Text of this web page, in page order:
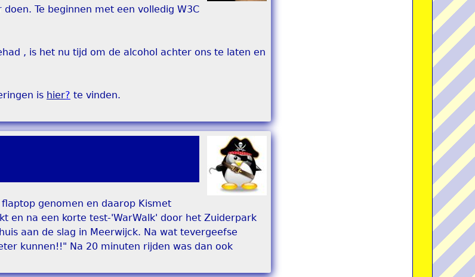
Te beginnen met een volledig W3C
, is het nu tijd om de alcohol achter ons te laten en
is hier? te vinden.
genomen en daarop Kismet
en na een korte test-'WarWalk' door het Zuiderpark
aan de slag in Meerwijck. Na wat tevergeefse
kunnen!!" Na 20 minuten rijden was dan ook